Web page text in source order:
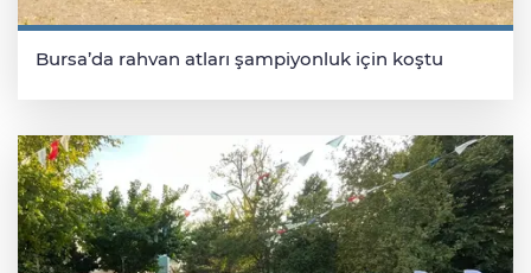
Bursa’da rahvan atları şampiyonluk için koştu